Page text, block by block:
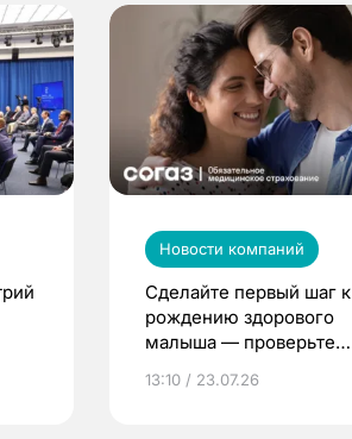
Новости компаний
Сделайте первый шаг к
рождению здорового
малыша — проверьте
по ОМС!
13:10 / 23.07.26